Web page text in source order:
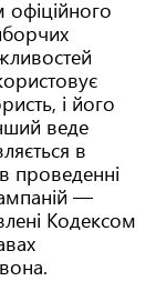
офіційного
і його
веде
в
проведенні
—
Кодексом